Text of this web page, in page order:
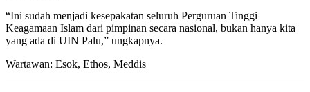
“Ini sudah menjadi kesepakatan seluruh Perguruan Tinggi
Keagamaan Islam dari pimpinan secara nasional, bukan hanya kita
yang ada di UIN Palu,” ungkapnya.
Wartawan: Esok, Ethos, Meddis